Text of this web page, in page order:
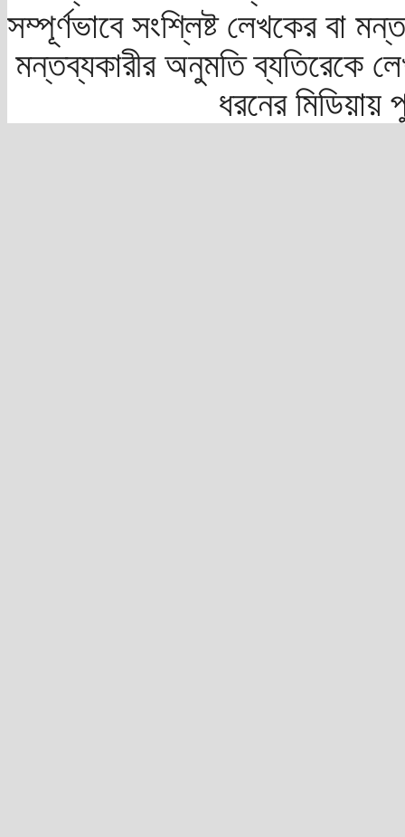
সম্পূর্ণভাবে সংশ্লিষ্ট লেখকের বা
মন্তব্যকারীর অনুমতি ব্যতিরেকে
ধরনের মিডিয়ায়